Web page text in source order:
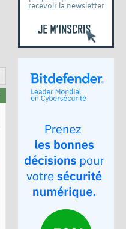
recevoir la newsletter